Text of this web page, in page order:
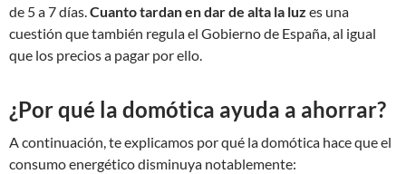
de 5 a 7 días.Cuanto tardan en dar de alta la luz es una
cuestión que también regula el Gobierno de España, al igual
que los precios a pagar por ello.
¿Por qué la domótica ayuda a ahorrar?
A continuación, te explicamos por qué la domótica hace que el
consumo energético disminuya notablemente: